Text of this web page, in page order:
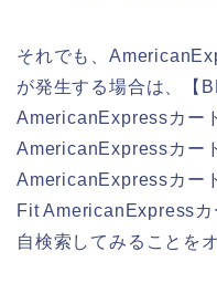
それでも、
が発生する場合は、【
AmericanExpressカー
AmericanExpressカ
AmericanExpressカー
Fit AmericanExpress
自検索してみることを